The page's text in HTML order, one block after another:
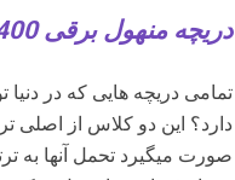
دریچه منهول برقی D400 و C250
تمامی دریچه هایی که در
دارد؟ این دو کلاس از اصلی